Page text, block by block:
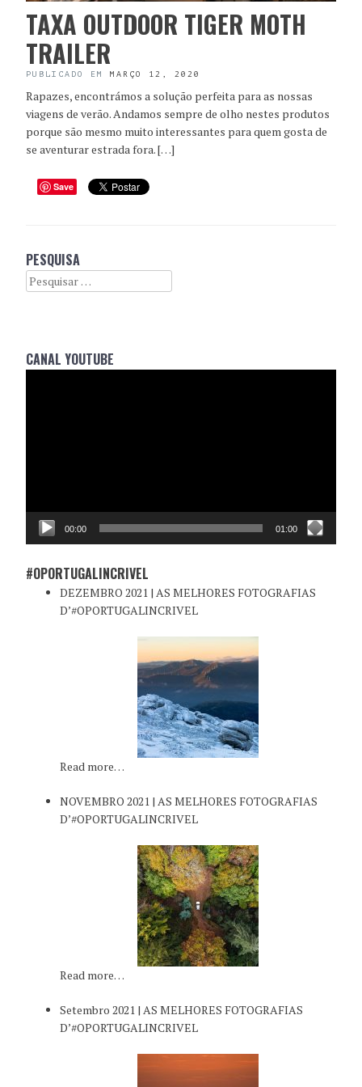
TAXA OUTDOOR TIGER MOTH
TRAILER
PUBLICADO EM MARÇO 12, 2020
Rapazes, encontrámos a solução perfeita para as nossas
viagens de verão. Andamos sempre de olho nestes produtos
porque são mesmo muito interessantes para quem gosta de
se aventurar estrada fora. […]
Save
PESQUISA
Search
CANAL YOUTUBE
00:00 01:00
#OPORTUGALINCRIVEL
DEZEMBRO 2021 | AS MELHORES FOTOGRAFIAS
D’#OPORTUGALINCRIVEL
Read more…
NOVEMBRO 2021 | AS MELHORES FOTOGRAFIAS
D’#OPORTUGALINCRIVEL
Read more…
Setembro 2021 | AS MELHORES FOTOGRAFIAS
D’#OPORTUGALINCRIVEL